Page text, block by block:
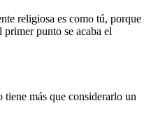
religiosa es como tú, porque
primer punto se acaba el
más que considerarlo un